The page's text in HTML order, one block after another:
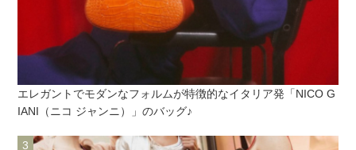
エレガントでモダンなフォルムが特徴的なイタリア発「NICO G
IANI（ニコ ジャンニ）」のバッグ♪